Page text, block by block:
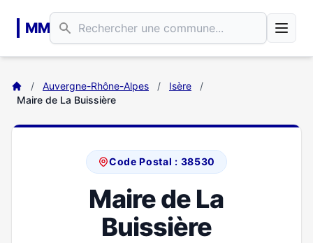
MM
/ Auvergne-Rhône-Alpes / Isère
/
Maire de La Buissière
Code Postal : 38530
Maire de La
Buissière